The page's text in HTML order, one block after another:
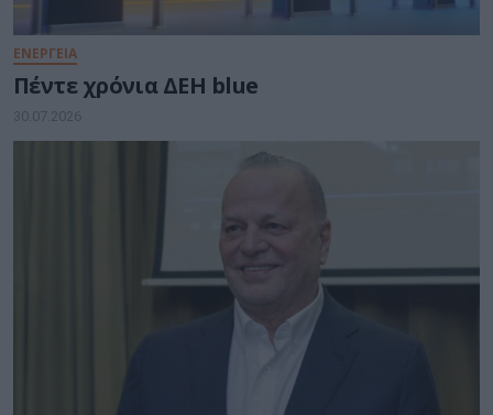
ΕΝΕΡΓΕΙΑ
Πέντε χρόνια ΔΕΗ blue
30.07.2026